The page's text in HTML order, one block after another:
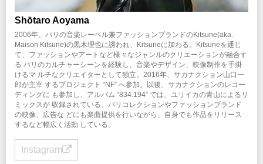
Shōtaro Aoyama
2006年、パリの音楽レーベル兼ファッションブランドのKitsune(aka.
Maison Kitsune)の黒木理也に誘われ、Kitsuneに加わる。Kitsuneを通じ
て、ファッションやアートなど様々なジャンルのクリエーションが融合す
る パリのカルチャーシーンを経験し、音楽やデザイン、映像制作を手掛
けるマ ルチなクリエイターとして独立。2016年、サカナクション山口一
郎が主宰 するプロジェクト “NF” へ参加。以後、サカナクションのレコー
ディングに も参加し、アルバム “834.194” では、ユリイカの青山によるリ
ミックスが 収録されている。パリコレクションやファッションブランド
の映像、広告な どにも楽曲提供を行いながら、自身でも作品をリリース
するなど幅広く活動 している。
Instagram